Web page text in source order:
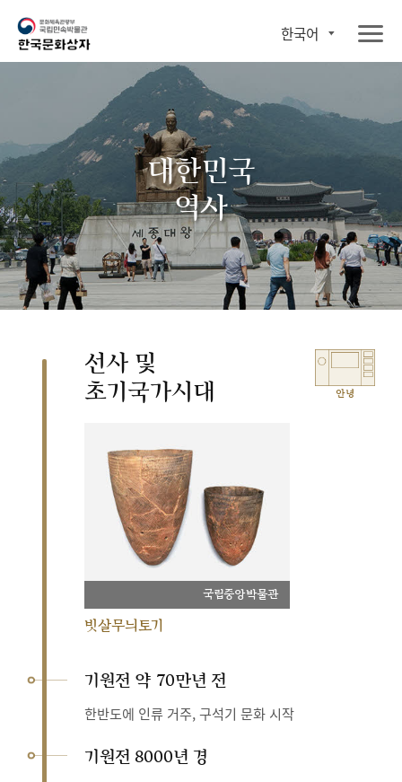
한국어
대한민국
역사
안녕
선사 및
초기국가시대
국립중앙박물관
빗살무늬토기
기원전 약 70만년 전
한반도에 인류 거주, 구석기 문화 시작
기원전 8000년 경